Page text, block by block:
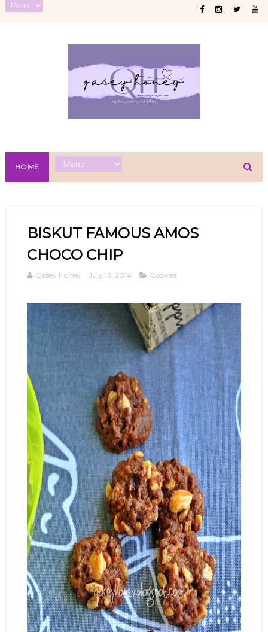
HOME
BISKUT FAMOUS AMOS
CHOCO CHIP
Qasey Honey July 16, 2014 Cookies